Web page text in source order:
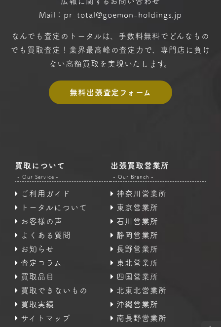
Mail：pr_total@goemon-holdings.jp
なんでも査定のトータルは、手数料無料で どんなもの
でも買取査定！ 業界最高峰の査定力で、専門店に 負け
ない高額買取を実現いたします。
無料出張査定フォーム
買取について
- Our Service -
ご利用ガイド
トータルについて
お客様の声
よくある質問
お知らせ
査定コラム
買取品目
買取できないもの
買取実績
サイトマップ
出張買取営業所
- Our Branch -
神奈川営業所
東京営業所
石川営業所
静岡営業所
長野営業所
東北営業所
四国営業所
北東北営業所
沖縄営業所
南長野営業所